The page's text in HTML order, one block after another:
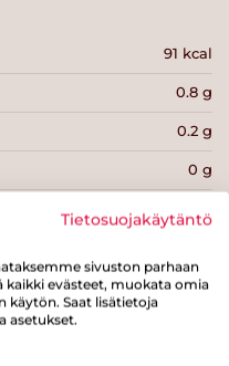
91 kcal
0.8 g
0.2 g
0 g
21 g
Tietosuojakäytäntö
sivuston parhaan
evästeet, muokata omia
käytön. Saat lisätietoja
asetukset.